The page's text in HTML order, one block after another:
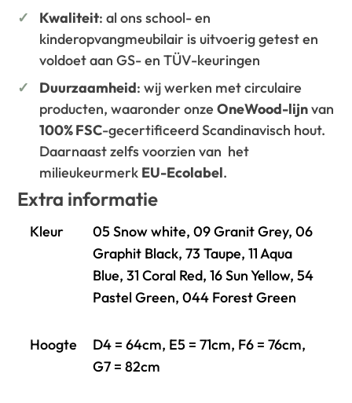
Kwaliteit: al ons school- en
kinderopvangmeubilair is uitvoerig getest en
voldoet aan GS- en TÜV-keuringen
Duurzaamheid: wij werken met circulaire
producten, waaronder onzeOneWood-lijnvan
100% FSC-gecertificeerd Scandinavisch hout.
Daarnaast zelfs voorzien van het
milieukeurmerk EU-Ecolabel.
Extra informatie
Kleur
05 Snow white, 09 Granit Grey, 06
Graphit Black, 73 Taupe, 11 Aqua
Blue, 31 Coral Red, 16 Sun Yellow, 54
Pastel Green, 044 Forest Green
Hoogte
D4 = 64cm, E5 = 71cm, F6 = 76cm,
G7 = 82cm